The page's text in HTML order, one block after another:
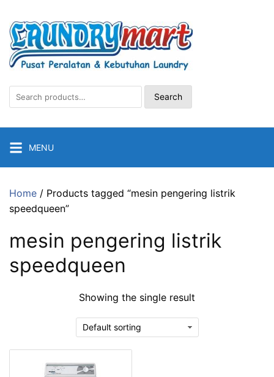
content
Search
for:
Search
MENU
Home / Products tagged “mesin pengering listrik
speedqueen”
mesin pengering listrik
speedqueen
Showing the single result